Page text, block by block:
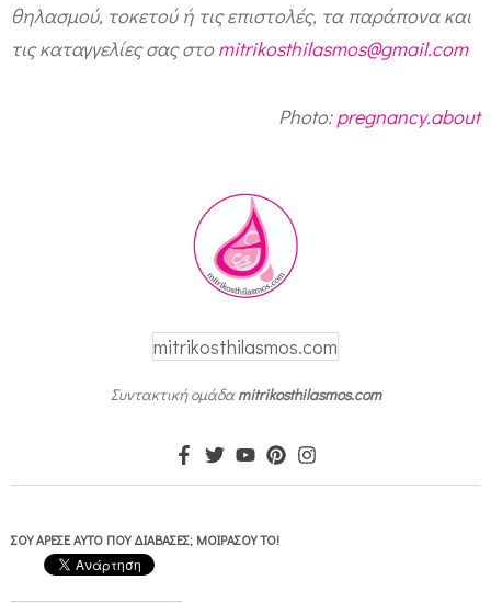
θηλασμού, τοκετού ή τις επιστολές, τα παράπονα και
τις καταγγελίες σας στοmitrikosthilasmos@gmail.com
Photo:pregnancy.about
mitrikosthilasmos.com
Συντακτική ομάδαmitrikosthilasmos.com
ΣΟΥ ΆΡΕΣΕ ΑΥΤΌ ΠΟΥ ΔΙΆΒΑΣΕΣ; ΜΟΙΡΆΣΟΥ ΤΟ!